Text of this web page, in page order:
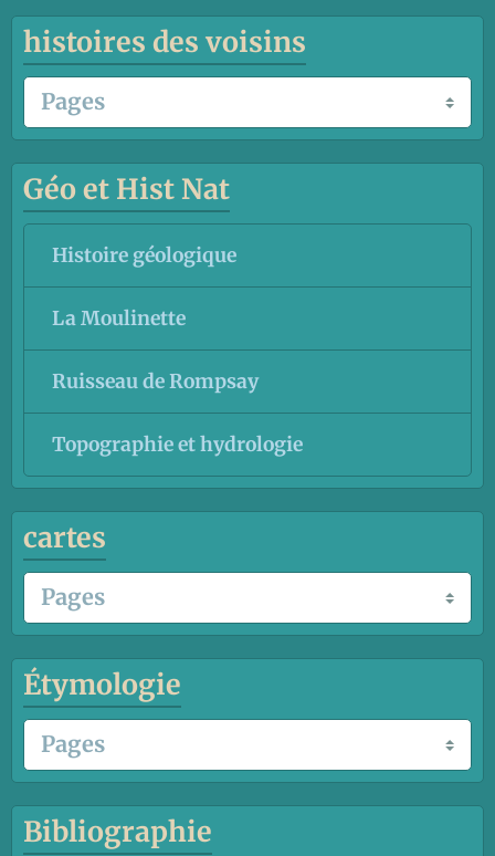
histoires des voisins
Géo et Hist Nat
Histoire géologique
La Moulinette
Ruisseau de Rompsay
Topographie et hydrologie
cartes
Étymologie
Bibliographie